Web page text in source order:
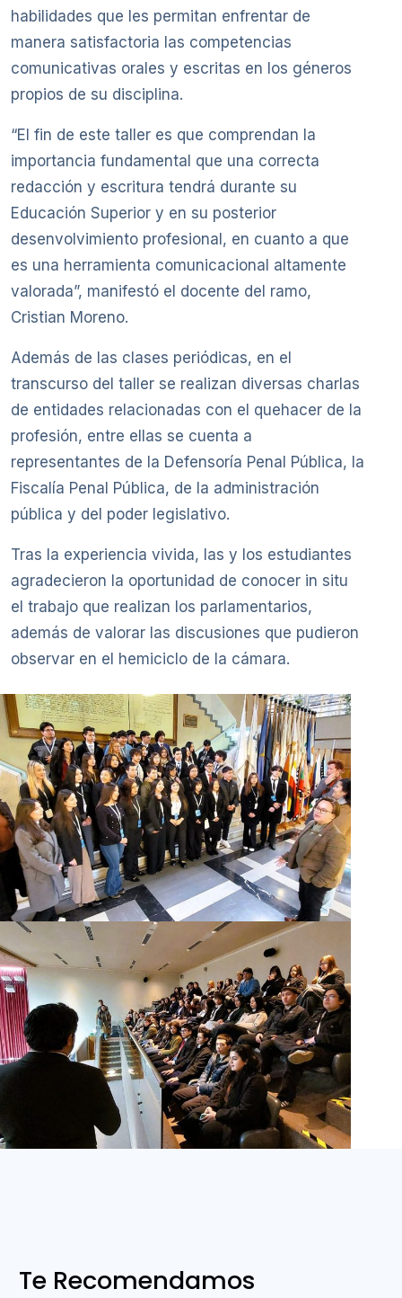
habilidades que les permitan enfrentar de
manera satisfactoria las competencias
comunicativas orales y escritas en los géneros
propios de su disciplina.
“El fin de este taller es que comprendan la
importancia fundamental que una correcta
redacción y escritura tendrá durante su
Educación Superior y en su posterior
desenvolvimiento profesional, en cuanto a que
es una herramienta comunicacional altamente
valorada”, manifestó el docente del ramo,
Cristian Moreno.
Además de las clases periódicas, en el
transcurso del taller se realizan diversas charlas
de entidades relacionadas con el quehacer de la
profesión, entre ellas se cuenta a
representantes de la Defensoría Penal Pública, la
Fiscalía Penal Pública, de la administración
pública y del poder legislativo.
Tras la experiencia vivida, las y los estudiantes
agradecieron la oportunidad de conocer in situ
el trabajo que realizan los parlamentarios,
además de valorar las discusiones que pudieron
observar en el hemiciclo de la cámara.
Te Recomendamos